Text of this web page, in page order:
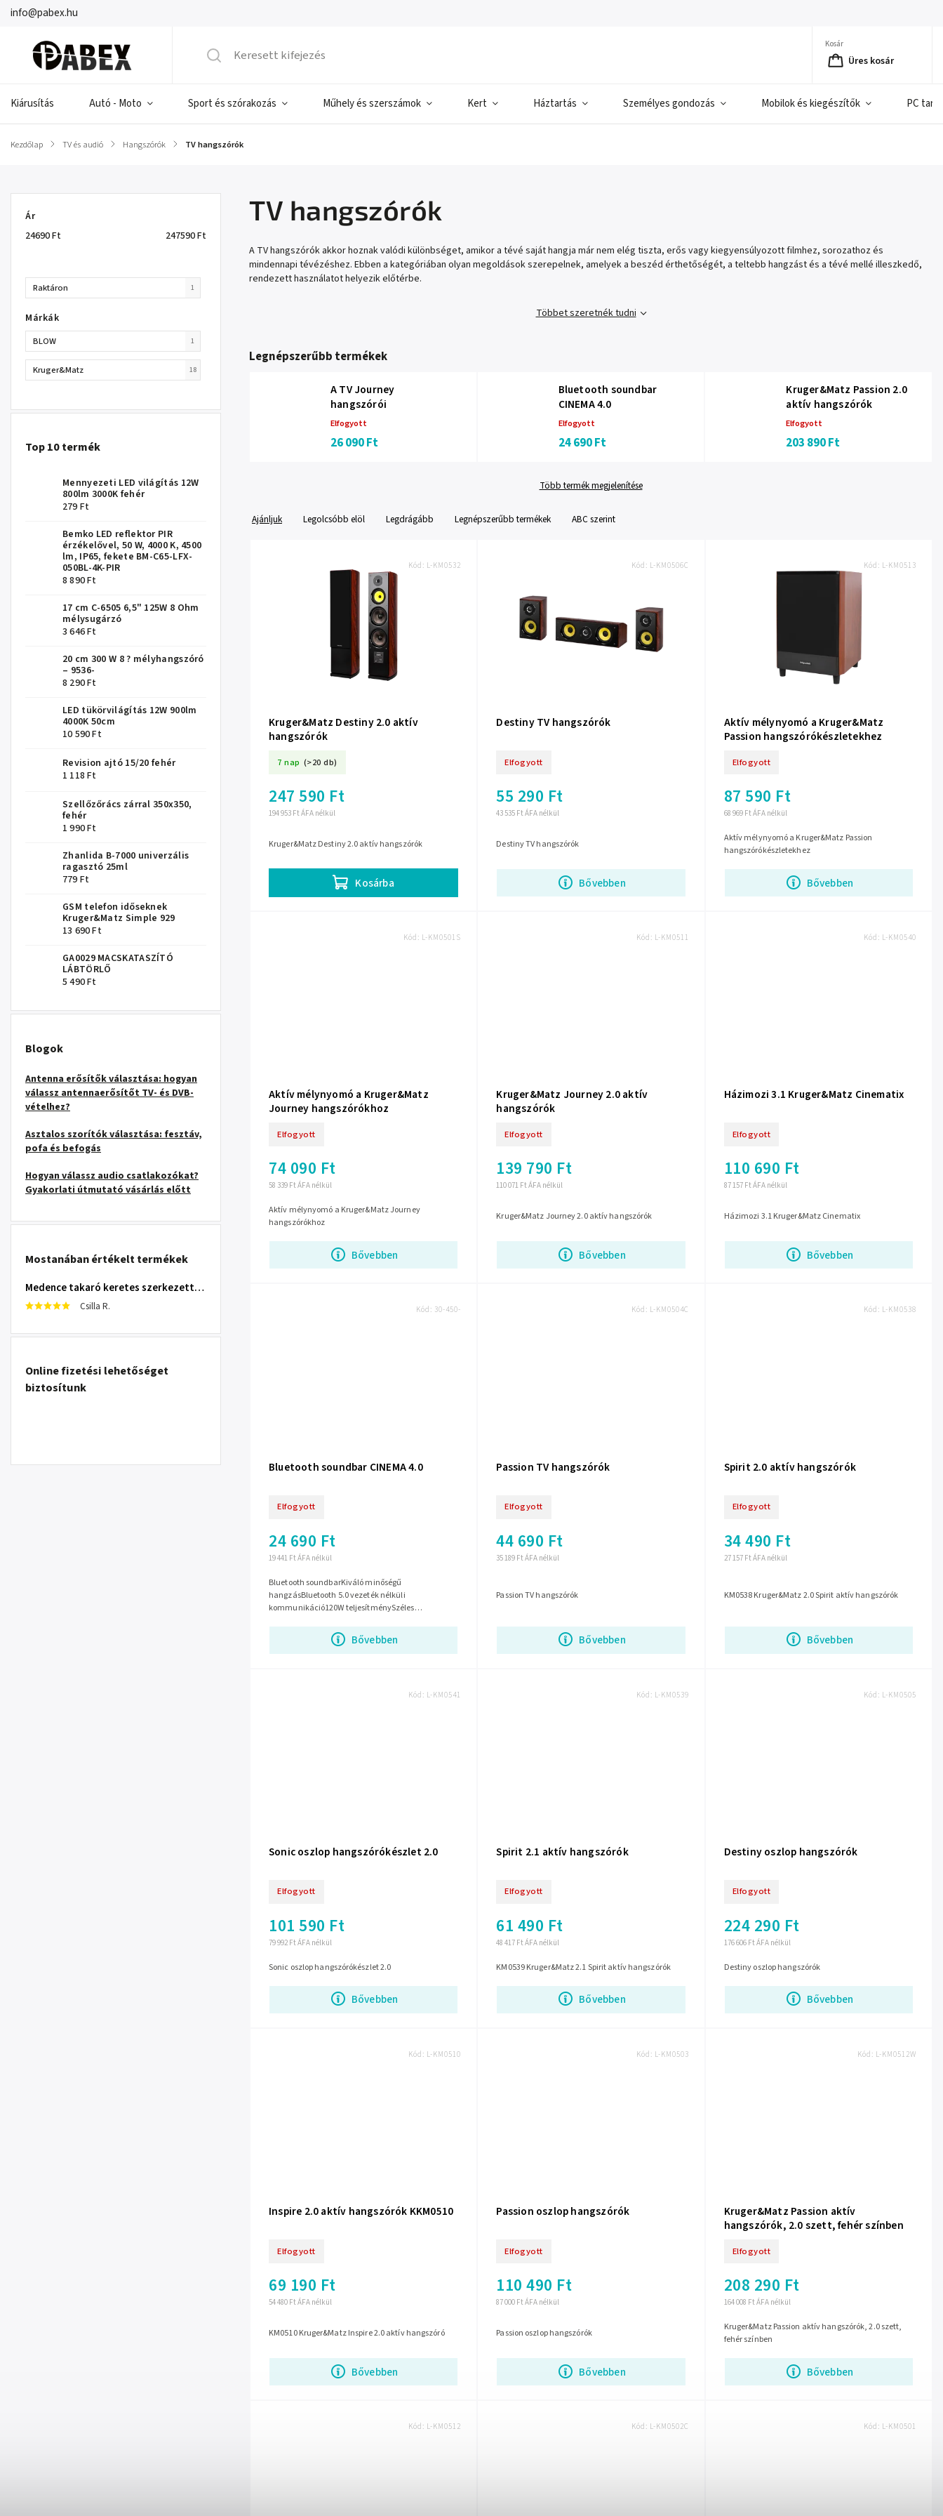
info@pabex.hu
Kosár
Üres kosár
Kiárusítás Autó - Moto Sport és szórakozás Műhely és szerszámok Kert Háztartás Személyes gondozás Mobilok és kiegészítők PC
Kezdőlap / TV és audió / Hangszórók / TV hangszórók
Ár
24690Ft 247590Ft
Raktáron 1
Márkák
BLOW 1
Kruger&Matz 18
Top 10 termék
Mennyezeti LED világítás 12W
800lm 3000K fehér
279 Ft
Bemko LED reflektor PIR
érzékelővel, 50 W, 4000 K, 4500
lm, IP65, fekete BM-C65-LFX-
050BL-4K-PIR
8 890 Ft
17 cm C-6505 6,5" 125W 8 Ohm
mélysugárzó
3 646 Ft
20 cm 300 W 8 ? mélyhangszóró
– 9536-
8 290 Ft
LED tükörvilágítás 12W 900lm
4000K 50cm
10 590 Ft
Revision ajtó 15/20 fehér
1 118 Ft
Szellőzőrács zárral 350x350,
fehér
1 990 Ft
Zhanlida B-7000 univerzális
ragasztó 25ml
779 Ft
GSM telefon időseknek
Kruger&Matz Simple 929
13 690 Ft
GA0029 MACSKATASZÍTÓ
LÁBTÖRLŐ
5 490 Ft
Blogok
Antenna erősítők választása: hogyan
válassz antennaerősítőt TV- és DVB-
vételhez?
Asztalos szorítók választása: fesztáv,
pofa és befogás
Hogyan válassz audio csatlakozókat?
Gyakorlati útmutató vásárlás előtt
Mostanában értékelt termékek
Medence takaró keretes szerkezettel 305 cm INTEX 28030
Csilla R.
Online fizetési lehetőséget
biztosítunk
TV hangszórók
A TV hangszórók akkor hoznak valódi különbséget, amikor a tévé saját hangja már nem elég tiszta, erős vagy kiegyensúlyozott filmhez, sorozathoz és
mindennapi tévézéshez. Ebben a kategóriában olyan megoldások szerepelnek, amelyek a beszéd érthetőségét, a teltebb hangzást és a tévé mellé illeszkedő,
rendezett használatot helyezik előtérbe.
Többet szeretnék tudni
Legnépszerűbb termékek
A TV Journey
hangszórói
Elfogyott
26 090 Ft
Bluetooth soundbar
CINEMA 4.0
Elfogyott
24 690 Ft
Kruger&Matz Passion 2.0
aktív hangszórók
Elfogyott
203 890 Ft
Több termék megjelenítése
Ajánljuk Legolcsóbb elöl Legdrágább Legnépszerűbb termékek ABC szerint
Kruger&Matz Destiny 2.0 aktív
hangszórók
7 nap (>20 db)
194 953 Ft ÁFA nélkül
247 590 Ft
Kosárba
Kruger&Matz Destiny 2.0 aktív hangszórók
Kód: L-KM0532
Destiny TV hangszórók
Elfogyott
43 535 Ft ÁFA nélkül
55 290 Ft
Bővebben
Destiny TV hangszórók
Kód: L-KM0506C
Aktív mélynyomó a Kruger&Matz
Passion hangszórókészletekhez
Elfogyott
68 969 Ft ÁFA nélkül
87 590 Ft
Bővebben
Aktív mélynyomó a Kruger&Matz Passion
hangszórókészletekhez
Kód: L-KM0513
Aktív mélynyomó a Kruger&Matz
Journey hangszórókhoz
Elfogyott
58 339 Ft ÁFA nélkül
74 090 Ft
Bővebben
Aktív mélynyomó a Kruger&Matz Journey
hangszórókhoz
Kód: L-KM0501S
Kruger&Matz Journey 2.0 aktív
hangszórók
Elfogyott
110 071 Ft ÁFA nélkül
139 790 Ft
Bővebben
Kruger&Matz Journey 2.0 aktív hangszórók
Kód: L-KM0511
Házimozi 3.1 Kruger&Matz Cinematix
Elfogyott
87 157 Ft ÁFA nélkül
110 690 Ft
Bővebben
Házimozi 3.1 Kruger&Matz Cinematix
Kód: L-KM0540
Bluetooth soundbar CINEMA 4.0
Elfogyott
19 441 Ft ÁFA nélkül
24 690 Ft
Bővebben
Bluetooth soundbarKiváló minőségű
hangzásBluetooth 5.0 vezeték nélküli
kommunikáció120W teljesítménySzéles
hangzás mindenkinek
Kód: 30-450-
Passion TV hangszórók
Elfogyott
35 189 Ft ÁFA nélkül
44 690 Ft
Bővebben
Passion TV hangszórók
Kód: L-KM0504C
Spirit 2.0 aktív hangszórók
Elfogyott
27 157 Ft ÁFA nélkül
34 490 Ft
Bővebben
KM0538 Kruger&Matz 2.0 Spirit aktív hangszórók
Kód: L-KM0538
Sonic oszlop hangszórókészlet 2.0
Elfogyott
79 992 Ft ÁFA nélkül
101 590 Ft
Bővebben
Sonic oszlop hangszórókészlet 2.0
Kód: L-KM0541
Spirit 2.1 aktív hangszórók
Elfogyott
48 417 Ft ÁFA nélkül
61 490 Ft
Bővebben
KM0539 Kruger&Matz 2.1 Spirit aktív hangszórók
Kód: L-KM0539
Destiny oszlop hangszórók
Elfogyott
176 606 Ft ÁFA nélkül
224 290 Ft
Bővebben
Destiny oszlop hangszórók
Kód: L-KM0505
Inspire 2.0 aktív hangszórók KKM0510
Elfogyott
54 480 Ft ÁFA nélkül
69 190 Ft
Bővebben
KM0510 Kruger&Matz Inspire 2.0 aktív hangszóró
Kód: L-KM0510
Passion oszlop hangszórók
Elfogyott
87 000 Ft ÁFA nélkül
110 490 Ft
Bővebben
Passion oszlop hangszórók
Kód: L-KM0503
Kruger&Matz Passion aktív
hangszórók, 2.0 szett, fehér színben
Elfogyott
164 008 Ft ÁFA nélkül
208 290 Ft
Bővebben
Kruger&Matz Passion aktív hangszórók, 2.0 szett,
fehér színben
Kód: L-KM0512W
Kód: L-KM0512 Kód: L-KM0502C Kód: L-KM0501